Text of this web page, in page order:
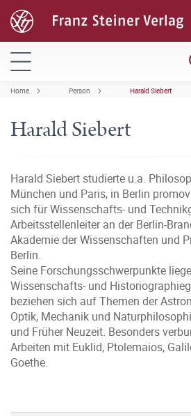
Home Person Harald Siebert
Harald Siebert
Harald Siebert studierte u.a.
München und Paris, in Berlin
sich für Wissenschafts- und
Arbeitsstellenleiter an der Berlin-
Akademie der Wissenschaften und
Berlin.
Seine Forschungsschwerpunkte
Wissenschafts- und
beziehen sich auf Themen der
Optik, Mechanik und
und Früher Neuzeit. Besonders
Arbeiten mit Euklid, Ptolemaios,
Goethe.